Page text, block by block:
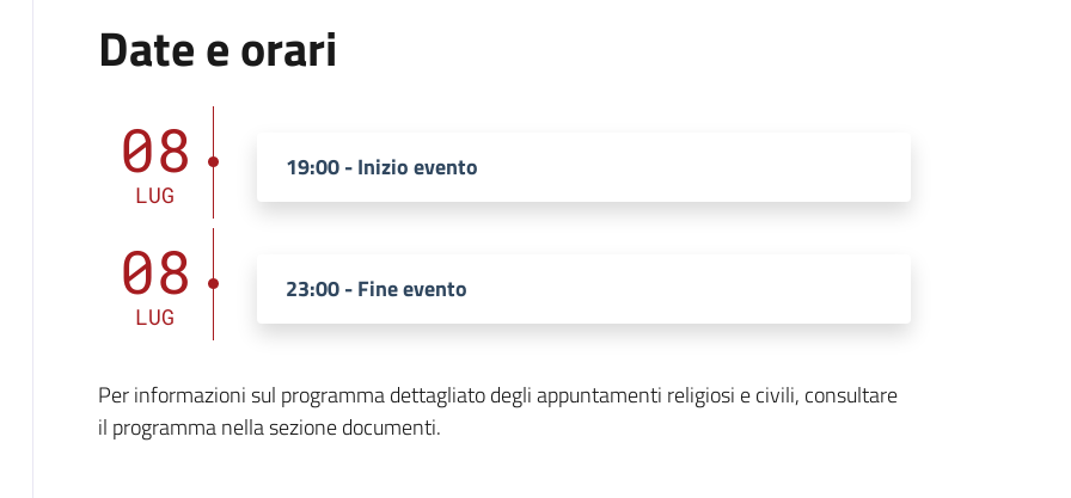
Date e orari
08
LUG
19:00 - Inizio evento
08
LUG
23:00 - Fine evento
Per informazioni sul programma dettagliato degli appuntamenti religiosi e civili, consultare
il programma nella sezione documenti.